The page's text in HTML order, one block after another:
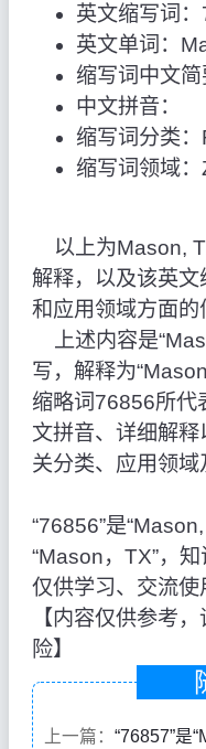
英文缩写词
英文单词：
缩写词中文
中文拼音：
缩写词分类：
缩写词领域
以上为Mason,
解释，以及该英
和应用领域方面的
上述内容是
写，解释为
缩略词76856所代
文拼音、详细解
关分类、应用领域
“76856”是
“Mason，TX”，
仅供学习、交流使
【内容仅供参考
险】
上一篇： “76857”是